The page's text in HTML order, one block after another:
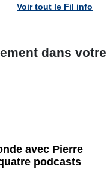
Voir tout le Fil info
dans votre
avec Pierre
podcasts